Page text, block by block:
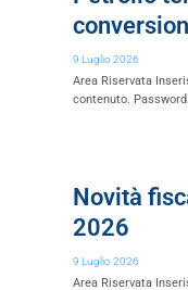
9 Luglio 2026
Area Riservata
contenuto. Password:
Novità
2026
9 Luglio 2026
Area Riservata